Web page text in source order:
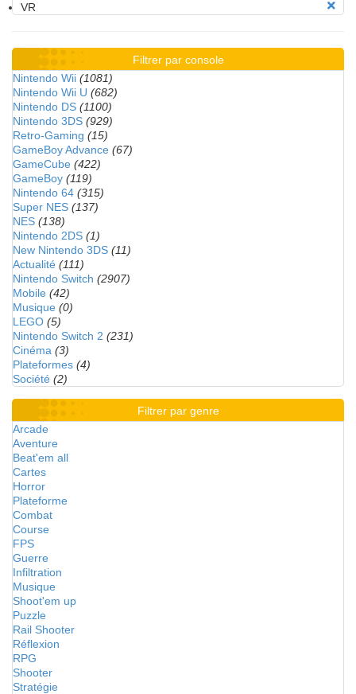
VR
Filtrer par console
Nintendo Wii (1081)
Nintendo Wii U (682)
Nintendo DS (1100)
Nintendo 3DS (929)
Retro-Gaming (15)
GameBoy Advance (67)
GameCube (422)
GameBoy (119)
Nintendo 64 (315)
Super NES (137)
NES (138)
Nintendo 2DS (1)
New Nintendo 3DS (11)
Actualité (111)
Nintendo Switch (2907)
Mobile (42)
Musique (0)
LEGO (5)
Nintendo Switch 2 (231)
Cinéma (3)
Plateformes (4)
Société (2)
Filtrer par genre
Arcade
Aventure
Beat'em all
Cartes
Horror
Plateforme
Combat
Course
FPS
Guerre
Infiltration
Musique
Shoot'em up
Puzzle
Rail Shooter
Réflexion
RPG
Shooter
Stratégie